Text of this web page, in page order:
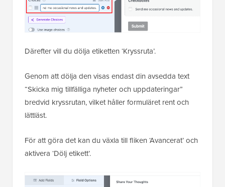
Därefter vill du dölja etiketten ‘Kryssruta’.
Genom att dölja den visas endast din avsedda text
“Skicka mig tillfälliga nyheter och uppdateringar”
bredvid kryssrutan, vilket håller formuläret rent och
lättläst.
För att göra det kan du växla till fliken ‘Avancerat’ och
aktivera ‘Dölj etikett’.